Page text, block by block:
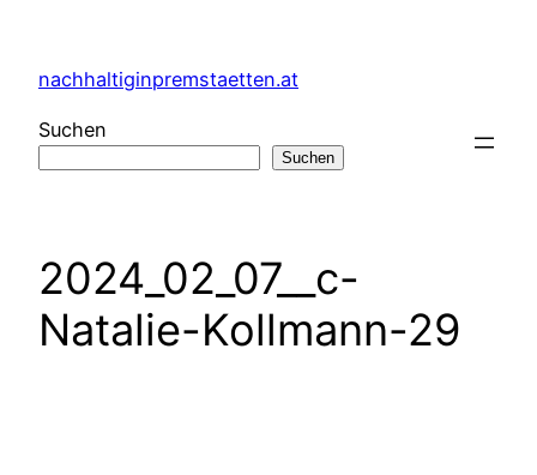
springen
nachhaltiginpremstaetten.at
Suchen
Suchen
2024_02_07__c-
Natalie-Kollmann-29